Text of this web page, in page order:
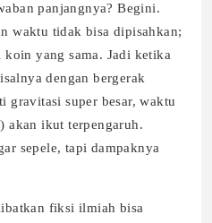
panjangnya? Begini.
waktu tidak bisa dipisahkan;
koin yang sama. Jadi ketika
dengan bergerak
gravitasi super besar, waktu
akan ikut terpengaruh.
sepele, tapi dampaknya
fiksi ilmiah bisa